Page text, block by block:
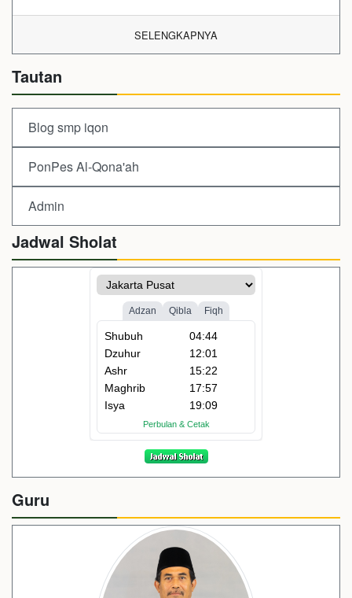
SELENGKAPNYA
Tautan
Blog smp iqon
PonPes Al-Qona'ah
Admin
Jadwal Sholat
Guru